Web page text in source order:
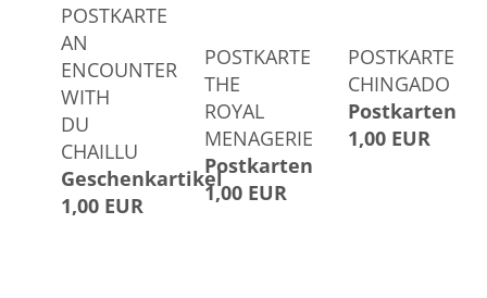
POSTKARTE
AN
ENCOUNTER
WITH
DU
CHAILLU
Geschenkartikel
1,00 EUR
POSTKARTE
THE
ROYAL
MENAGERIE
Postkarten
1,00 EUR
POSTKARTE
CHINGADO
Postkarten
1,00 EUR